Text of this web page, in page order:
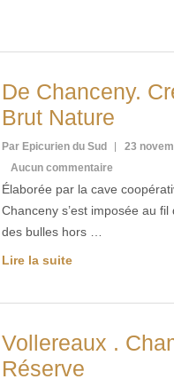
De Chanceny.
Brut Nature
Par Epicurien du Sud
23
Aucun commentaire
Élaborée par la cave
Chanceny s’est imposée au
des bulles hors …
Lire la suite
Vollereaux .
Réserve